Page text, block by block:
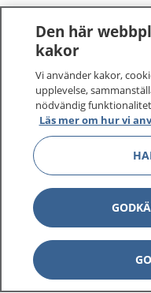
1177–tryggt
På 1177.se får du
sjukdomar och vilka
Logga in för att läsa
vårdärenden. Ring
sjukvårdsrådgivning
1177 ger dig råd när
Den här
kakor
Vi använder kakor,
upplevelse,
nödvändig
Läs mer om hur vi